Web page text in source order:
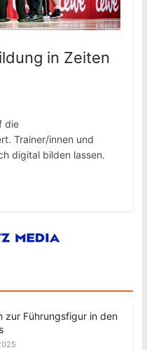
in Zeiten
die
Trainer/innen und
digital bilden lassen.
zur Führungsfigur in den